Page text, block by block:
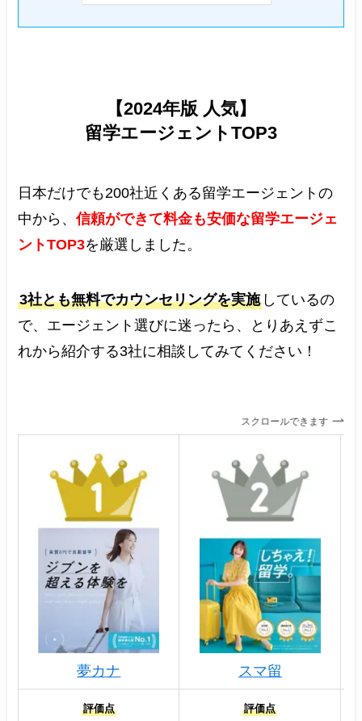
【2024年版 人気】
留学エージェントTOP3
日本だけでも200社近くある留学エージェントの
中から、信頼ができて料金も安価な留学エージェ
ントTOP3を厳選しました。
3社とも無料でカウンセリングを実施 しているの
で、エージェント選びに迷ったら、とりあえずこ
れから紹介する3社に相談してみてください！
スクロールできます
夢カナ スマ留
評価点 評価点